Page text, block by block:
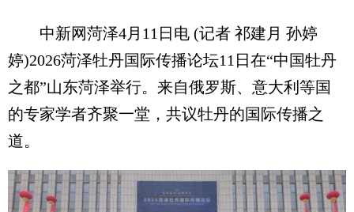
中新网菏泽4月11日电 (记者 祁建月 孙婷
婷)2026菏泽牡丹国际传播论坛11日在“中国牡丹
之都”山东菏泽举行。来自俄罗斯、意大利等国
的专家学者齐聚一堂，共议牡丹的国际传播之
道。